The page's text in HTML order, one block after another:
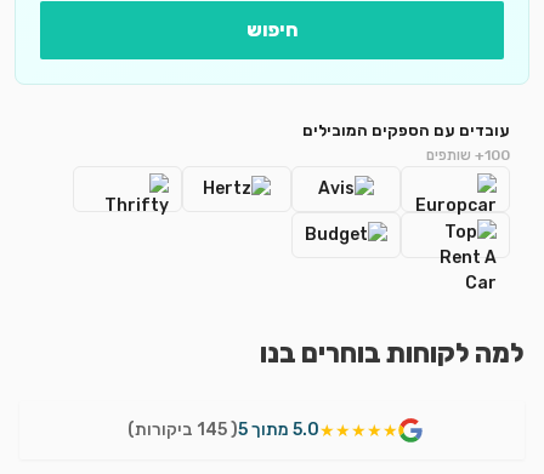
חיפוש
עובדים עם הספקים המובילים
100+ שותפים
למה לקוחות בוחרים בנו
★★★★★5.0 מתוך 5 ( 145 ביקורות)